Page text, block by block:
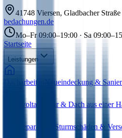
41748 Viersen, Gladbacher Straße
bedachungen.de
Mo–Fr 09:00–19:00 · Sa
Startseite
Leistungen
Dacharbeiten Neueindeckung &
Photovoltaik Solar & Dach aus einer
Dachreparaturen Sturmschäden &